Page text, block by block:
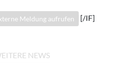
Meldung aufrufen [/IF]
NEWS